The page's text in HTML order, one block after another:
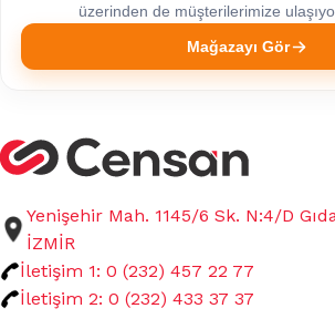
üzerinden de müşterilerimize
Mağazayı Gör
Yenişehir Mah. 1145/6 Sk. N:4/D
İZMİR
İletişim 1: 0 (232) 457 22 77
İletişim 2: 0 (232) 433 37 37